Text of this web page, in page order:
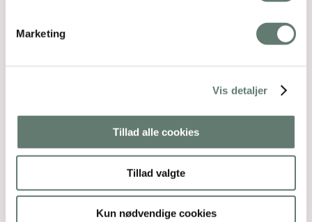
Marketing
Vis detaljer
Tillad alle cookies
Tillad valgte
Kun nødvendige cookies